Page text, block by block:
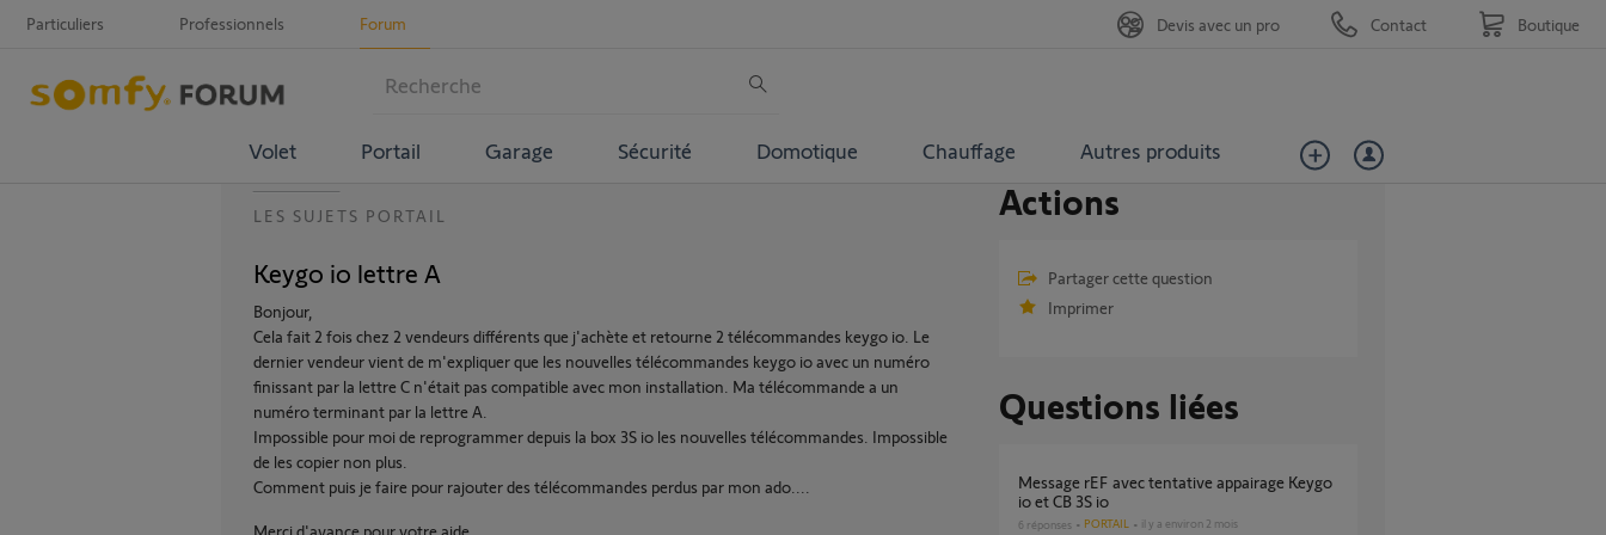
Particuliers Professionnels Forum
Volet Portail Garage Sécurité Domotique Chauffage Autres produits
Devis avec un pro Contact Boutique
LES SUJETS PORTAIL
Keygo io lettre A
Bonjour,
Cela fait 2 fois chez 2 vendeurs différents que j'achète et retourne 2 télécommandes keygo io. Le
dernier vendeur vient de m'expliquer que les nouvelles télécommandes keygo io avec un numéro
finissant par la lettre C n'était pas compatible avec mon installation. Ma télécommande a un
numéro terminant par la lettre A.
Impossible pour moi de reprogrammer depuis la box 3S io les nouvelles télécommandes. Impossible
de les copier non plus.
Comment puis je faire pour rajouter des télécommandes perdus par mon ado....
Merci d'avance pour votre aide.
Actions
Partager cette question
Imprimer
Questions liées
message rEF avec tentative appairage Keygo
io et CB 3S io
6 réponses PORTAIL il y a environ 2 mois